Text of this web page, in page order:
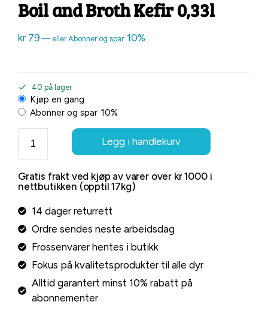
Boil and Broth Kefir 0,33l
kr79 — eller Abonner og spar 10%
40 på lager
Kjøp en gang
Abonner og spar 10%
Legg i handlekurv
Gratis frakt ved kjøp av varer over kr 1000 i
nettbutikken (opptil 17kg)
14 dager returrett
Ordre sendes neste arbeidsdag
Frossenvarer hentes i butikk
Fokus på kvalitetsprodukter til alle dyr
Alltid garantert minst 10% rabatt på
abonnementer